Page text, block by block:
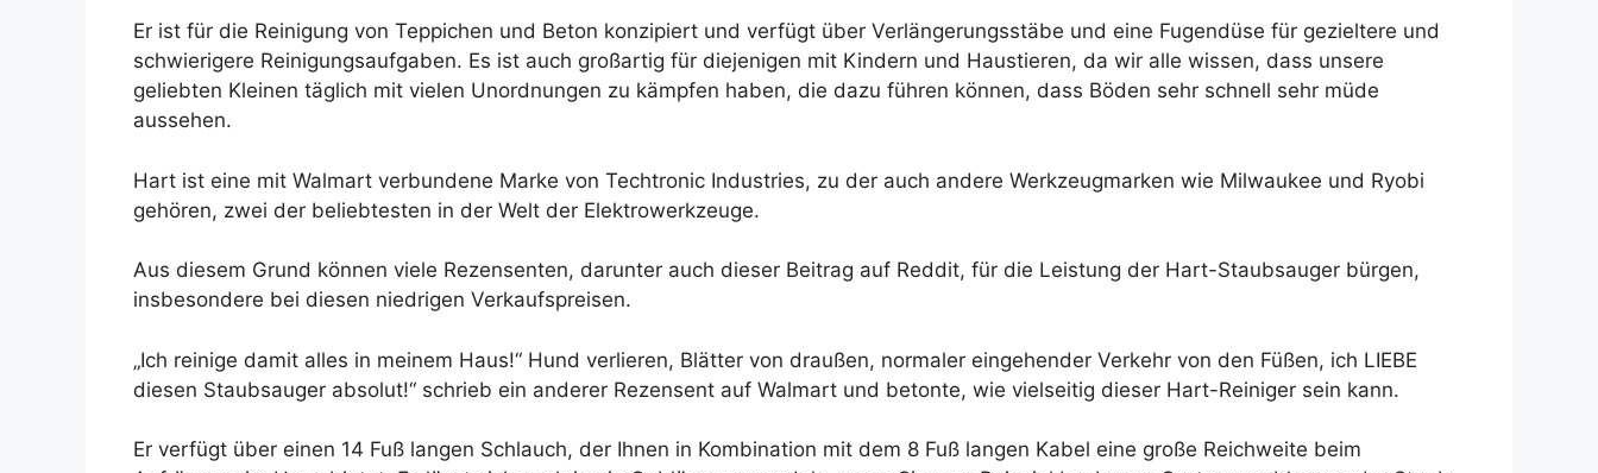
Er ist für die Reinigung von Teppichen und Beton konzipiert und verfügt über Verlängerungsstäbe und eine Fugendüse für gezieltere und
schwierigere Reinigungsaufgaben. Es ist auch großartig für diejenigen mit Kindern und Haustieren, da wir alle wissen, dass unsere
geliebten Kleinen täglich mit vielen Unordnungen zu kämpfen haben, die dazu führen können, dass Böden sehr schnell sehr müde
aussehen.
Hart ist eine mit Walmart verbundene Marke von Techtronic Industries, zu der auch andere Werkzeugmarken wie Milwaukee und Ryobi
gehören, zwei der beliebtesten in der Welt der Elektrowerkzeuge.
Aus diesem Grund können viele Rezensenten, darunter auch dieser Beitrag auf Reddit, für die Leistung der Hart-Staubsauger bürgen,
insbesondere bei diesen niedrigen Verkaufspreisen.
„Ich reinige damit alles in meinem Haus!“ Hund verlieren, Blätter von draußen, normaler eingehender Verkehr von den Füßen, ich LIEBE
diesen Staubsauger absolut!“ schrieb ein anderer Rezensent auf Walmart und betonte, wie vielseitig dieser Hart-Reiniger sein kann.
Er verfügt über einen 14 Fuß langen Schlauch, der Ihnen in Kombination mit dem 8 Fuß langen Kabel eine große Reichweite beim